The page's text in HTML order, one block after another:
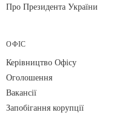
Про Президента України
ОФІС
Керівництво Офісу
Оголошення
Вакансії
Запобігання корупції